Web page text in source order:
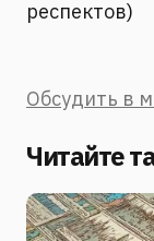
респектов)
Обсудить в
Читайте